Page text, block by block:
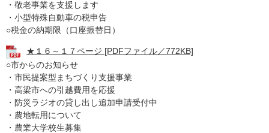
・敬老事業を支援します
・小型特殊自動車の税申告
○税金の納期限（口座振替日）
★１６～１７ページ [PDFファイル／772KB]
○市からのお知らせ
・市民提案型まちづくり支援事業
・高梁市への引越費用を応援
・防災ラジオの貸し出し追加申請受付中
・農地転用について
・農業大学校生募集